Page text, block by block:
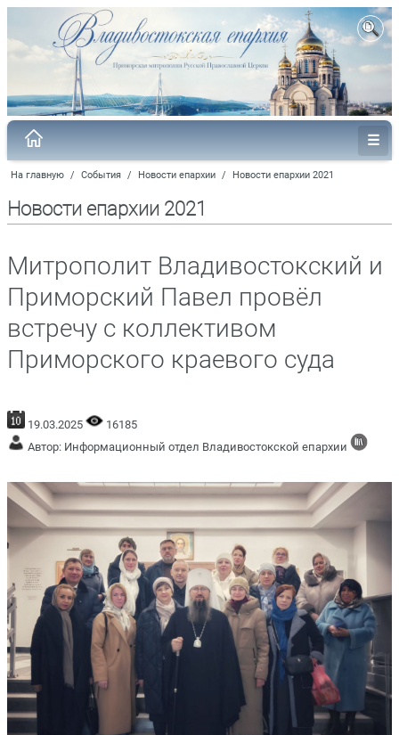
На главную / События / Новости епархии / Новости епархии 2021
Новости епархии 2021
Митрополит Владивостокский и
Приморский Павел провёл
встречу с коллективом
Приморского краевого суда
19.03.2025
16185
Автор: Информационный отдел Владивостокской епархии